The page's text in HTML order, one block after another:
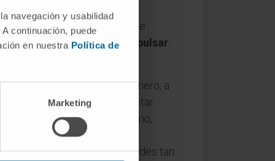
navegación y usabilidad
continuación, puede
en nuestra Política de
Marketing
benéficoen favor de
de Navarra, para
impulsar
tendrá lugar el 20 de enero, a
es gratuita hasta completar
partir del martes 17. Asimismo,
íntegramente a apoyar
tratamiento a enfermedades tan